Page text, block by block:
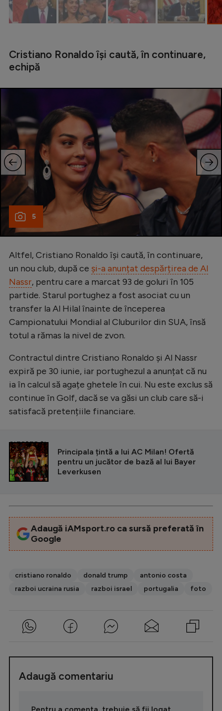
Cristiano Ronaldo își caută, în continuare,
echipă
5
Altfel, Cristiano Ronaldo își caută, în continuare,
un nou club, după ce și-a anunțat despărțirea de Al
Nassr, pentru care a marcat 93 de goluri în 105
partide. Starul portughez a fost asociat cu un
transfer la Al Hilal înainte de începerea
Campionatului Mondial al Cluburilor din SUA, însă
totul a rămas la nivel de zvon.
Contractul dintre Cristiano Ronaldo și Al Nassr
expiră pe 30 iunie, iar portughezul a anunțat că nu
ia în calcul să agațe ghetele în cui. Nu este exclus să
continue în Golf, dacă se va găsi un club care să-i
satisfacă pretențiile financiare.
CITEȘTE ȘI
Principala țintă a lui AC Milan! Ofertă
pentru un jucător de bază al lui Bayer
Leverkusen
Adaugă iAMsport.ro ca sursă preferată în
Google
cristiano ronaldo donald trump
antonio costa
razboi ucraina rusia
razboi israel portugalia foto
Adaugă comentariu